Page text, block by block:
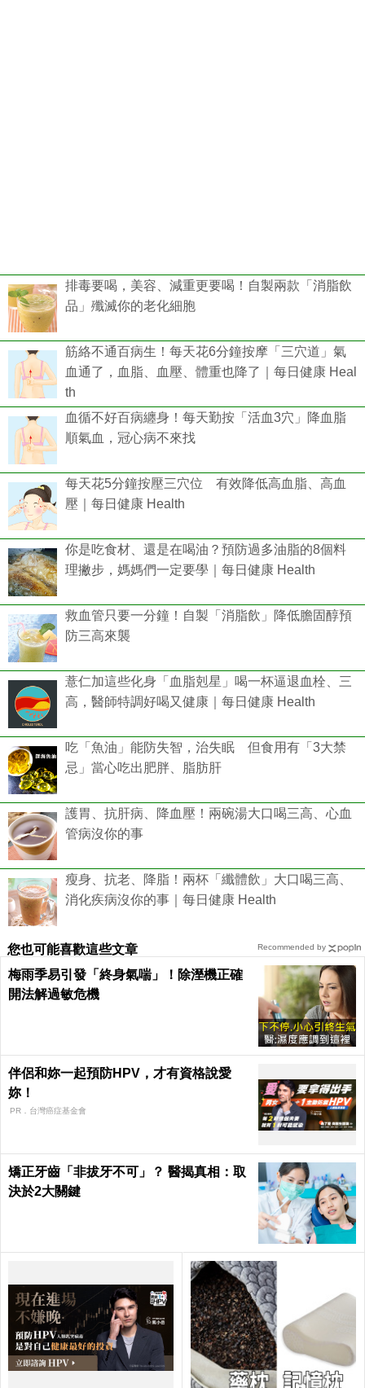
排毒要喝，美容、減重更要喝！自製兩款「消脂飲
品」殲滅你的老化細胞
筋絡不通百病生！每天花6分鐘按摩「三穴道」氣
血通了，血脂、血壓、體重也降了｜每日健康 Heal
th
血循不好百病纏身！每天勤按「活血3穴」降血脂
順氣血，冠心病不來找
每天花5分鐘按壓三穴位 有效降低高血脂、高血
壓｜每日健康 Health
你是吃食材、還是在喝油？預防過多油脂的8個料
理撇步，媽媽們一定要學｜每日健康 Health
救血管只要一分鐘！自製「消脂飲」降低膽固醇預
防三高來襲
薏仁加這些化身「血脂剋星」喝一杯逼退血栓、三
高，醫師特調好喝又健康｜每日健康 Health
吃「魚油」能防失智，治失眠 但食用有「3大禁
忌」當心吃出肥胖、脂肪肝
護胃、抗肝病、降血壓！兩碗湯大口喝三高、心血
管病沒你的事
瘦身、抗老、降脂！兩杯「纖體飲」大口喝三高、
消化疾病沒你的事｜每日健康 Health
您也可能喜歡這些文章
梅雨季易引發「終身氣喘」！除溼機正確
開法解過敏危機
伴侶和妳一起預防HPV，才有資格說愛
妳！
PR．台灣癌症基金會
矯正牙齒「非拔牙不可」？ 醫揭真相：取
決於2大關鍵
Recommended by